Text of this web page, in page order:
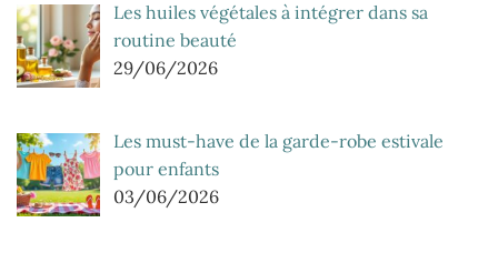
Les huiles végétales à intégrer dans sa
routine beauté
29/06/2026
Les must-have de la garde-robe estivale
pour enfants
03/06/2026